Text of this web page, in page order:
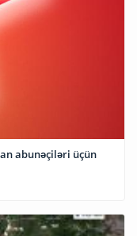
abunəçiləri üçün